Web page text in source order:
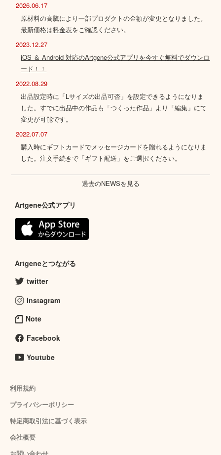
2026.06.17
原材料の高騰により一部プロダクトの金額が変更となりました。
最新価格は料金表をご確認ください。
2023.12.27
iOS ＆ Android 対応のArtgene公式アプリを今すぐ無料でダウンロ
ード！！
2022.08.29
出品設定時に「Lサイズの出品可否」を設定できるようになりま
した。すでに出品中の作品も「つくった作品」より「編集」にて
変更が可能です。
2022.07.07
購入時にギフトカードでメッセージカードを贈れるようになりま
した。注文手続きで「ギフト配送」をご選択ください。
過去のNEWSを見る
Artgene公式アプリ
Artgeneとつながる
twitter
Instagram
Note
Facebook
Youtube
利用規約
プライバシーポリシー
特定商取引法に基づく表示
会社概要
お問い合わせ